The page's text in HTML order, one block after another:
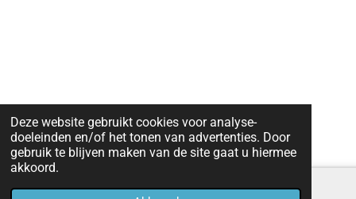
Deze website gebruikt cookies voor analyse-
doeleinden en/of het tonen van advertenties. Door
gebruik te blijven maken van de site gaat u hiermee
akkoord.